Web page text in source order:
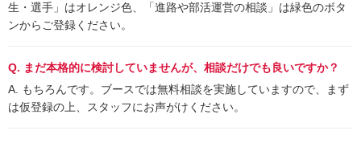
生・選手」はオレンジ色、「進路や部活運営の相談」は緑色のボタ
ンからご登録ください。
Q. まだ本格的に検討していませんが、相談だけでも良いですか？
A. もちろんです。ブースでは無料相談を実施していますので、まず
は仮登録の上、スタッフにお声がけください。